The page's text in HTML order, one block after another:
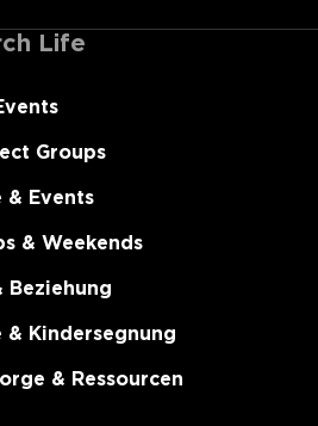
Life
Groups
& Events
& Weekends
Beziehung
& Kindersegnung
& Ressourcen